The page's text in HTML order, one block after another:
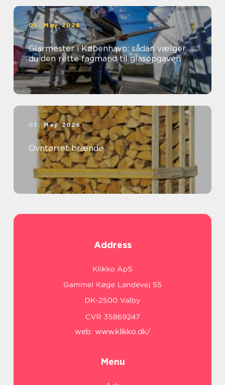
05. May 2026
Glarmester i København: sådan vælger
du den rette fagmand til glasopgaven
05. May 2026
Ovntørret brænde
Address
web: www.klikko.dk/
Menu